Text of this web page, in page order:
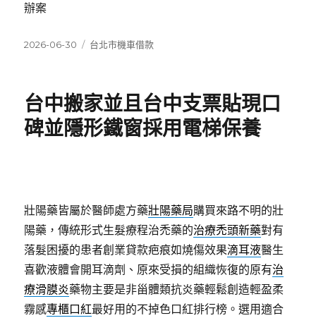
辦案
發
2026-06-30
分
台北市機車借款
台中搬家並且台中支票貼現口
碑並隱形鐵窗採用電梯保養
壯陽藥皆屬於醫師處方藥壯陽藥局購買來路不明的壯
陽藥，傳統形式生髮療程治禿藥的治療禿頭新藥對有
落髮困擾的患者創業貸款疤痕如燒傷效果滴耳液醫生
喜歡液體會開耳滴劑、原來受損的組織恢復的原有治
療滑膜炎藥物主要是非甾體類抗炎藥輕鬆創造輕盈柔
霧感專櫃口紅最好用的不掉色口紅排行榜。選用適合